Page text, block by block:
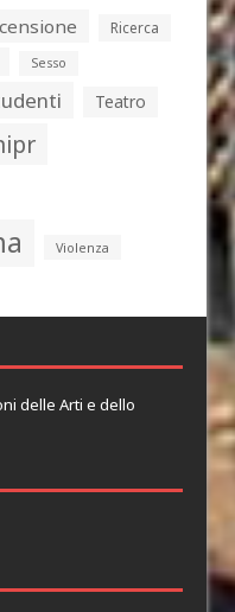
Ricerca
Sesso
Teatro
Violenza
delle Arti e dello